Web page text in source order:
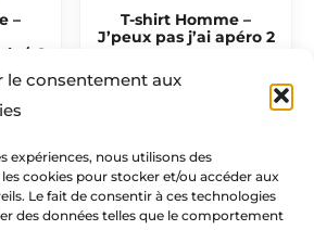
le consentement aux
expériences, nous utilisons des
cookies pour stocker et/ou accéder aux
Le fait de consentir à ces technologies
des données telles que le comportement
–
…]
T-shirt Homme –
J’peux pas j’ai apéro 2